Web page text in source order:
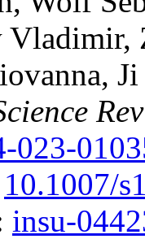
Vladimir,
, Ji
023-
10.1007/
insu-